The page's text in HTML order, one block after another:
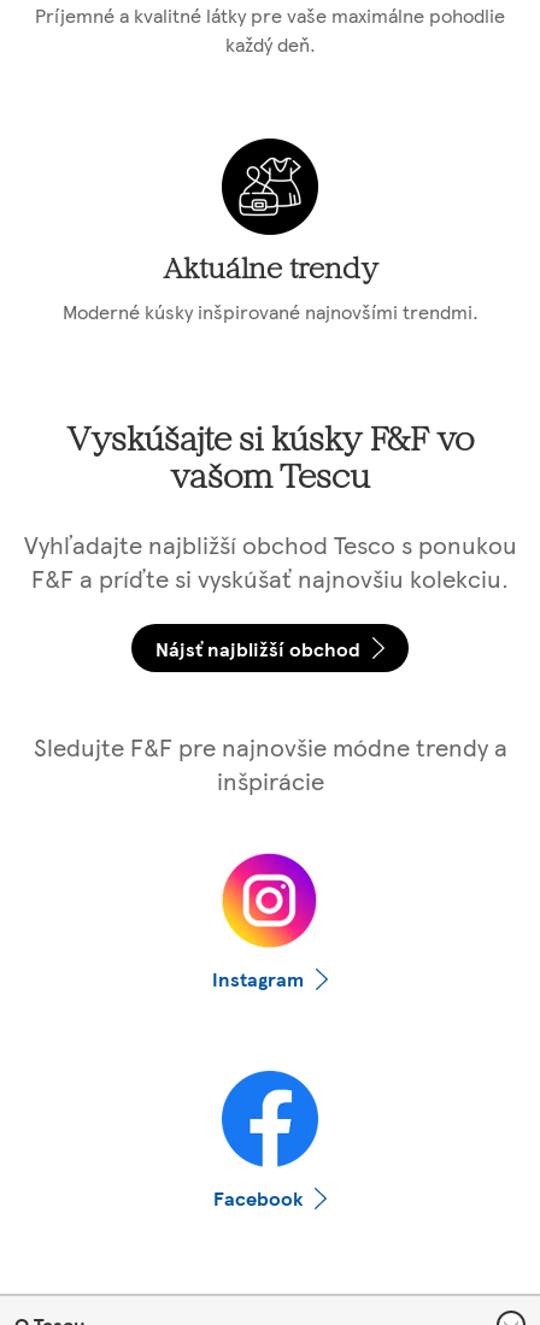
Príjemné a kvalitné látky pre vaše maximálne pohodlie
každý deň.
Aktuálne trendy
Moderné kúsky inšpirované najnovšími trendmi.
Vyskúšajte si kúsky F&F vo
vašom Tescu
Vyhľadajte najbližší obchod Tesco s ponukou
F&F a príďte si vyskúšať najnovšiu kolekciu.
Nájsť najbližší obchod
Sledujte F&F pre najnovšie módne trendy a
inšpirácie
Instagram
Facebook
Footer